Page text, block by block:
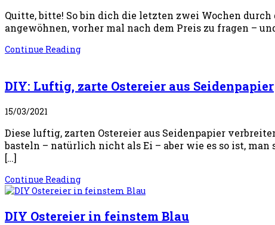
Quitte, bitte! So bin dich die letzten zwei Wochen
angewöhnen, vorher mal nach dem Preis zu fragen –
Continue Reading
DIY: Luftig, zarte Ostereier aus Seidenpapier
15/03/2021
Diese luftig, zarten Ostereier aus Seidenpapier
basteln – natürlich nicht als Ei – aber wie es so ist,
[…]
Continue Reading
DIY Ostereier in feinstem Blau